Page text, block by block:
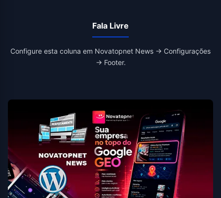
Fala Livre
Configure esta coluna em Novatopnet News → Configurações
→ Footer.